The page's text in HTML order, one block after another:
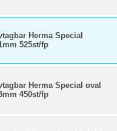
Herma Special
525st/fp
Herma Special oval
450st/fp